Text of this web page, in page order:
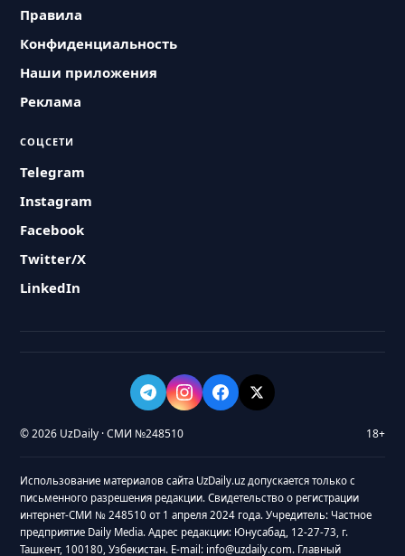
Правила
Конфиденциальность
Наши приложения
Реклама
СОЦСЕТИ
Telegram
Instagram
Facebook
Twitter/X
LinkedIn
© 2026 UzDaily · СМИ №248510 18+
Использование материалов сайта UzDaily.uz допускается только с
письменного разрешения редакции. Свидетельство о регистрации
интернет-СМИ № 248510 от 1 апреля 2024 года. Учредитель: Частное
предприятие Daily Media. Адрес редакции: Юнусабад, 12-27-73, г.
Ташкент, 100180, Узбекистан. E-mail: info@uzdaily.com. Главный